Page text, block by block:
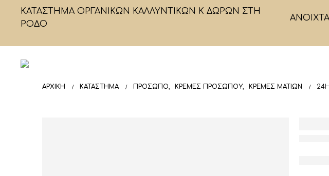
ΚΑΤΑΣΤΗΜΑ ΟΡΓΑΝΙΚΩΝ ΚΑΛΛΥΝΤΙΚΩΝ Κ ΔΩΡΩΝ ΣΤΗ
ΡΟΔΟ
ΑΡΧΙΚΉ ΚΑΤΆΣΤΗΜΑ ΠΡΟΣΩΠΟ, ΚΡΈΜΕΣ ΠΡΟΣΏΠΟΥ, ΚΡΈΜΕΣ ΜΑΤΙΏΝ